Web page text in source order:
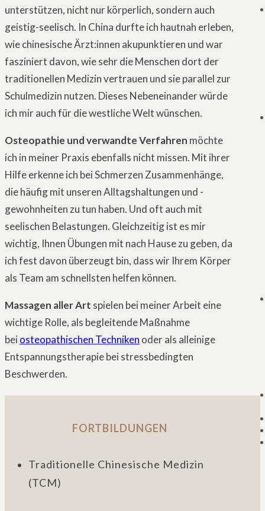
unterstützen, nicht nur körperlich, sondern auch
geistig-seelisch. In China durfte ich hautnah erleben,
wie chinesische Ärzt:innen akupunktieren und war
fasziniert davon, wie sehr die Menschen dort der
traditionellen Medizin vertrauen und sie parallel zur
Schulmedizin nutzen. Dieses Nebeneinander würde
ich mir auch für die westliche Welt wünschen.
Osteopathie und verwandte Verfahren möchte
ich in meiner Praxis ebenfalls nicht missen. Mit ihrer
Hilfe erkenne ich bei Schmerzen Zusammenhänge,
die häufig mit unseren Alltagshaltungen und -
gewohnheiten zu tun haben. Und oft auch mit
seelischen Belastungen. Gleichzeitig ist es mir
wichtig, Ihnen Übungen mit nach Hause zu geben, da
ich fest davon überzeugt bin, dass wir Ihrem Körper
als Team am schnellsten helfen können.
Massagen aller Art spielen bei meiner Arbeit eine
wichtige Rolle, als begleitende Maßnahme
beiosteopathischen Techniken oder als alleinige
Entspannungstherapie bei stressbedingten
Beschwerden.
FORTBILDUNGEN
Traditionelle Chinesische Medizin
(TCM)